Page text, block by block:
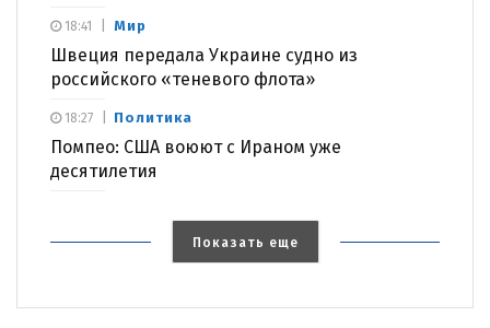
Мир
Швеция передала Украине судно из
российского «теневого флота»
18:41
Политика
Помпео: США воюют с Ираном уже
десятилетия
18:27
Показать еще